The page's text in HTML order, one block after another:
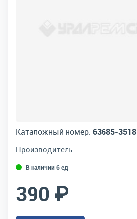
Каталожный номер: 63685-
Производитель:
В наличии 6 ед
390 ₽